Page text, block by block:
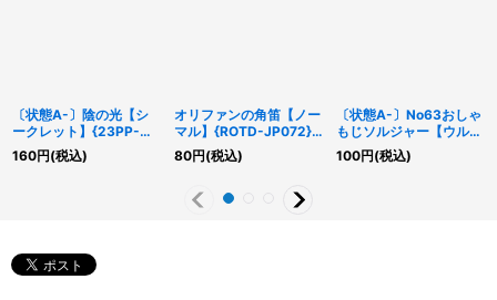
〔状態A-〕陰の光【シ
ークレット】{23PP-
JP006}《魔法》
160円(税込)
オリファンの角笛【ノー
マル】{ROTD-JP072}
《罠》
80円(税込)
〔状態A-〕No63おしゃ
もじソルジャー【ウルト
ラ】{NCF1-JP063}《エ
クシーズ》
100円(税込)